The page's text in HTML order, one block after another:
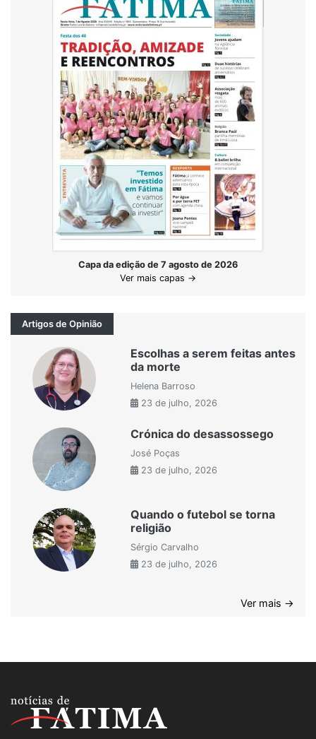
Capa da edição de 7 agosto de 2026
Ver mais capas →
Artigos de Opinião
Escolhas a serem feitas antes
da morte
Helena Barroso
23 de julho, 2026
Crónica do desassossego
José Poças
23 de julho, 2026
Quando o futebol se torna
religião
Sérgio Carvalho
23 de julho, 2026
Ver mais →